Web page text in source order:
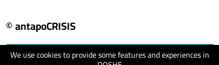
We use cookies to provide some features and experiences in
© antapoCRISIS